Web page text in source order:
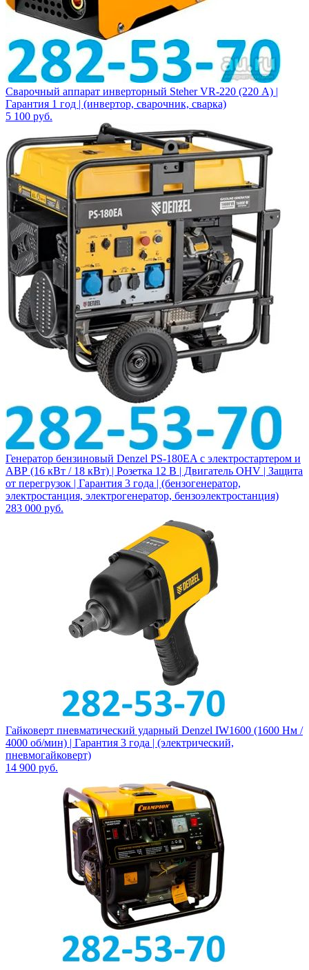
Сварочный аппарат инверторный Steher VR-220 (220 А) |
Гарантия 1 год | (инвертор, сварочник, сварка)
5 100 руб.
Генератор бензиновый Denzel PS-180EA с электростартером и
АВР (16 кВт / 18 кВт) | Розетка 12 В | Двигатель OHV | Защита
от перегрузок | Гарантия 3 года | (бензогенератор,
электростанция, электрогенератор, бензоэлектростанция)
283 000 руб.
Гайковерт пневматический ударный Denzel IW1600 (1600 Нм /
4000 об/мин) | Гарантия 3 года | (электрический,
пневмогайковерт)
14 900 руб.